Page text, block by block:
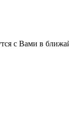
с Вами в